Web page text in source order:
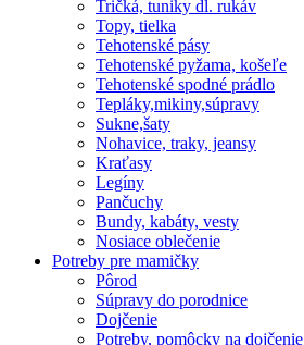
Tričká, tuniky dl. rukáv
Topy, tielka
Tehotenské pásy
Tehotenské pyžama, košeľe
Tehotenské spodné prádlo
Tepláky,mikiny,súpravy
Sukne,šaty
Nohavice, traky, jeansy
Kraťasy
Legíny
Pančuchy
Bundy, kabáty, vesty
Nosiace oblečenie
Potreby pre mamičky
Pôrod
Súpravy do porodnice
Dojčenie
Potreby, pomôcky na dojčenie